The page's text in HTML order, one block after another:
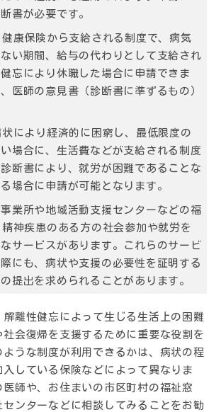
書が必要です。
健康保険から支給される制度で、病気
い期間、給与の代わりとして支給され
忘により休職した場合に申請できま
医師の意見書（診断書に準ずるもの）
により経済的に困窮し、最低限度の
場合に、生活費などが支給される制度
断書により、就労が困難であることな
場合に申請が可能となります。
業所や地域活動支援センターなどの福
精神疾患のある方の社会参加や就労を
サービスがあります。これらのサービ
にも、病状や支援の必要性を証明する
提出を求められることがあります。
解離性健忘によって生じる生活上の困難
社会復帰を支援するために重要な役割を
うな制度が利用できるかは、病状の程
している保険などによって異なりま
師や、お住まいの市区町村の福祉窓
センターなどに相談してみることをお勧